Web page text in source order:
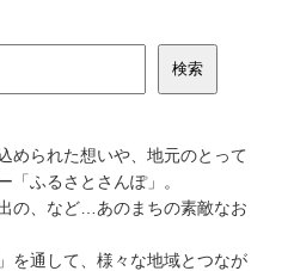
められた想いや、地元のとって
「ふるさとさんぽ」。
の、など…あのまちの素敵なお
を通して、様々な地域とつなが